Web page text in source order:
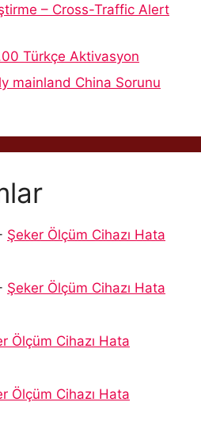
– Cross-Traffic Alert
Türkçe Aktivasyon
mainland China Sorunu
Şeker Ölçüm Cihazı Hata
Şeker Ölçüm Cihazı Hata
Ölçüm Cihazı Hata
Ölçüm Cihazı Hata